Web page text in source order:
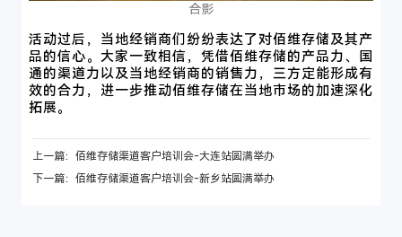
合影
活动过后，当地经销商们纷纷表达了对佰维存储及其产
品的信心。大家一致相信，凭借佰维存储的产品力、国
通的渠道力以及当地经销商的销售力，三方定能形成有
效的合力，进一步推动佰维存储在当地市场的加速深化
拓展。
上一篇：佰维存储渠道客户培训会-大连站圆满举办
下一篇：佰维存储渠道客户培训会-新乡站圆满举办